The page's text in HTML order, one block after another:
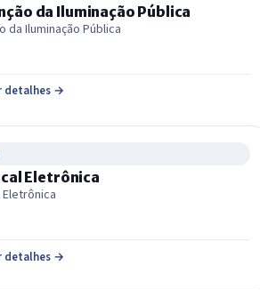
da Iluminação Pública
da Iluminação Pública
detalhes →
Eletrônica
detalhes →